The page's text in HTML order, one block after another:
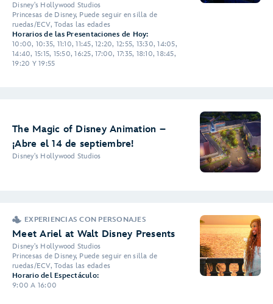
Disney's Hollywood Studios
Princesas de Disney, Puede seguir en silla de
ruedas/ECV, Todas las edades
Horarios de las Presentaciones de Hoy:
10:00, 10:35, 11:10, 11:45, 12:20, 12:55, 13:30, 14:05,
14:40, 15:15, 15:50, 16:25, 17:00, 17:35, 18:10, 18:45,
19:20 Y 19:55
The Magic of Disney Animation –
¡Abre el 14 de septiembre!
Disney's Hollywood Studios
EXPERIENCIAS CON PERSONAJES
Meet Ariel at Walt Disney Presents
Disney's Hollywood Studios
Princesas de Disney, Puede seguir en silla de
ruedas/ECV, Todas las edades
Horario del Espectáculo:
9:00 A 16:00